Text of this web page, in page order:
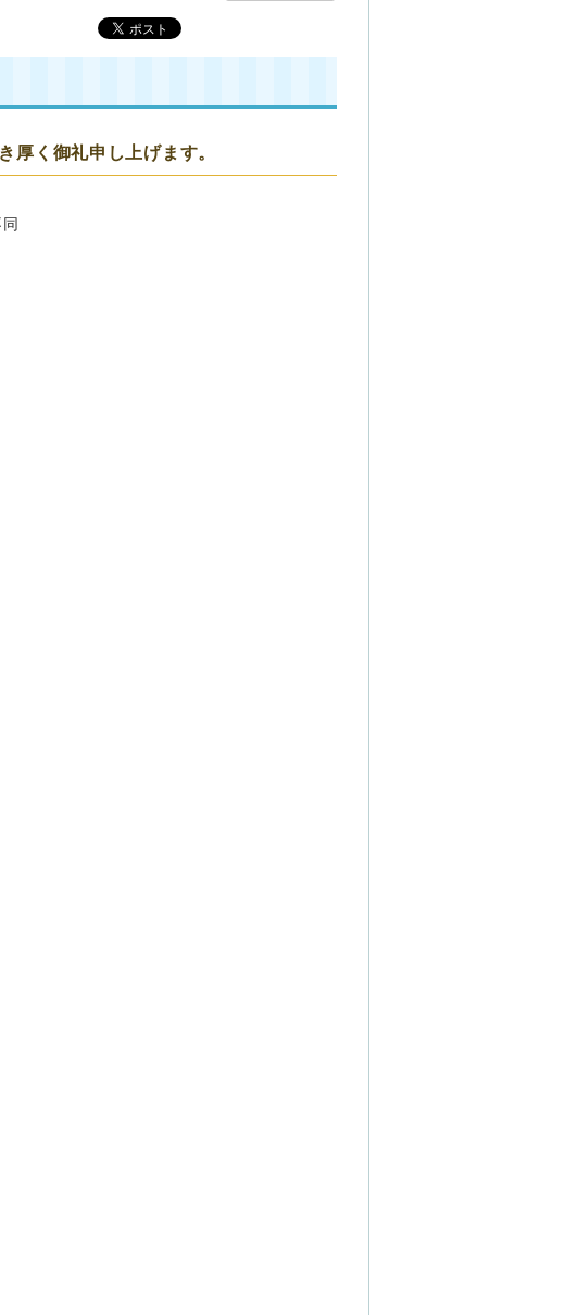
厚く御礼申し上げます。